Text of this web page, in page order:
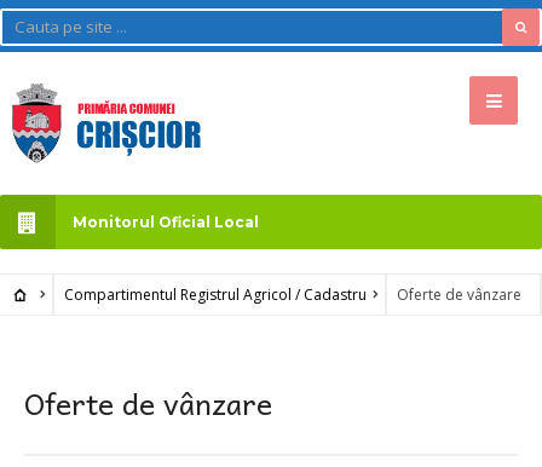
Monitorul Oficial Local
Compartimentul Registrul Agricol / Cadastru Oferte de vânzare
Oferte de vânzare